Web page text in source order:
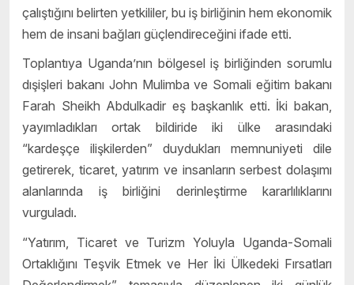
çalıştığını belirten yetkililer, bu iş birliğinin hem ekonomik
hem de insani bağları güçlendireceğini ifade etti.
Toplantıya Uganda’nın bölgesel iş birliğinden sorumlu
dışişleri bakanı John Mulimba ve Somali eğitim bakanı
Farah Sheikh Abdulkadir eş başkanlık etti. İki bakan,
yayımladıkları ortak bildiride iki ülke arasındaki
“kardeşçe ilişkilerden” duydukları memnuniyeti dile
getirerek, ticaret, yatırım ve insanların serbest dolaşımı
alanlarında iş birliğini derinleştirme kararlılıklarını
vurguladı.
“Yatırım, Ticaret ve Turizm Yoluyla Uganda-Somali
Ortaklığını Teşvik Etmek ve Her İki Ülkedeki Fırsatları